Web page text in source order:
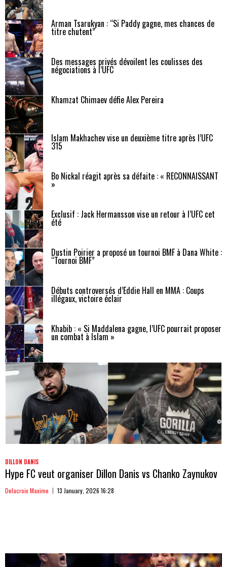
Arman Tsarukyan : “Si Paddy gagne, mes chances de
titre chutent”
Des messages privés dévoilent les coulisses des
négociations à l’UFC
Khamzat Chimaev défie Alex Pereira
Islam Makhachev vise un deuxième titre après l’UFC
315
Bo Nickal réagit après sa défaite : « RECONNAISSANT
»
Exclusif : Jack Hermansson vise un retour à l’UFC cet
été
Dustin Poirier a proposé un tournoi BMF à Dana White :
“Tournoi BMF”
Débuts controversés d’Eddie Hall en MMA : Coups
illégaux, victoire éclair
Khabib : « Si Maddalena gagne, l’UFC pourrait proposer
un combat à Islam »
DILLON DANIS
Hype FC veut organiser Dillon Danis vs Chanko Zaynukov
Delacroix Maxime 13 January, 2026 16:28